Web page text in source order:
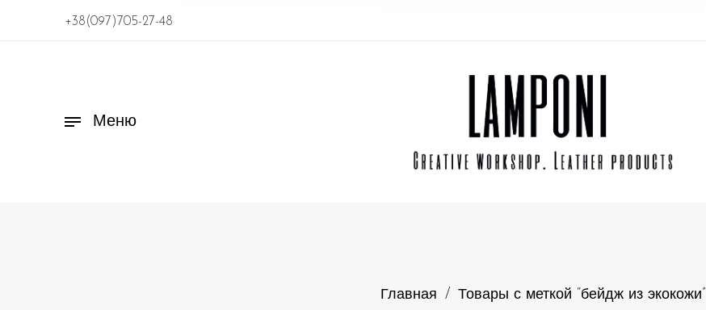
+38(097)705-27-48
Меню
Главная / Товары с меткой “бейдж из экокожи”